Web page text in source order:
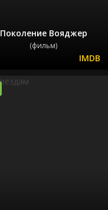
Поколение Вояджер
(фильм)